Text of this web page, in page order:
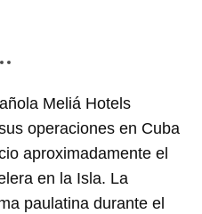
Meliá Hotels
operaciones en Cuba
aproximadamente el
en la Isla. La
paulatina durante el